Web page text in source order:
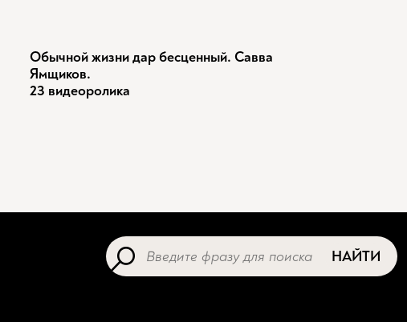
Обычной жизни дар бесценный. Савва
Ямщиков.
23 видеоролика
НАЙТИ